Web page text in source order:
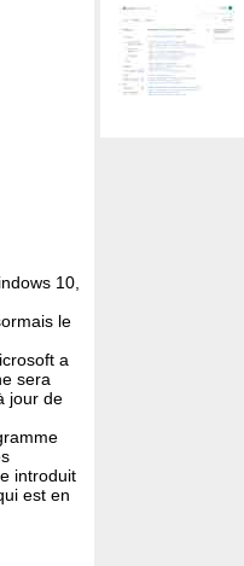
10,
le
a
sera
jour de
introduit
est en